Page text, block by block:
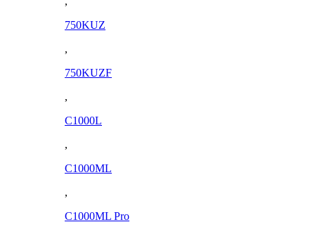
750KUZ
,
750KUZF
,
C1000L
,
C1000ML
,
C1000ML Pro